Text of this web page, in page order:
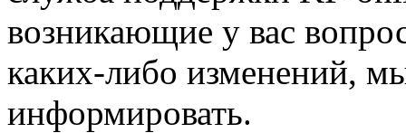
возникающие у вас
каких-либо изменений,
информировать.